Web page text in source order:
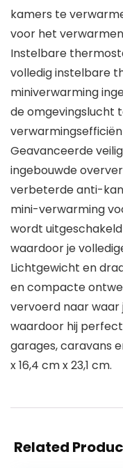
kamers te
voor het
Instelbare
volledig instelbare
miniverwarming
de omgevingslucht
Geavanceerde
ingebouwde
verbeterde anti-
mini-verwarming
wordt
waardoor je
Lichtgewicht en
en compacte
vervoerd naar
waardoor hij
garages, caravans
x 16,4 cm x 23,1 cm.
Related